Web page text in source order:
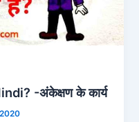
-अंकेक्षण के कार्य